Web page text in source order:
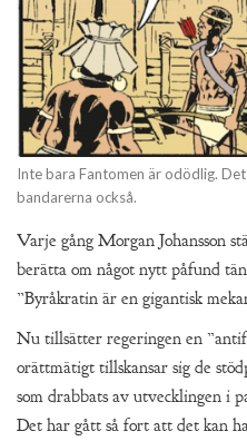
Inte bara Fantomen är odödlig.
bandarerna också.
Varje gång Morgan Johansson
berätta om något nytt påfund
”Byråkratin är en gigantisk
Nu tillsätter regeringen en
orättmätigt tillskansar sig de
som drabbats av utvecklingen i
Det har gått så fort att det kan